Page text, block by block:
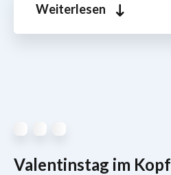
Weiterlesen
Valentinstag im Kopf